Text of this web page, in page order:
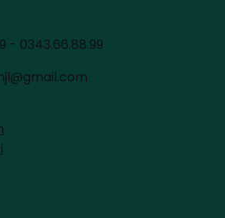
- 0343.66.88.99